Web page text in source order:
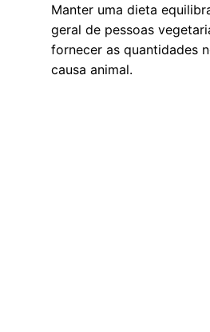
Manter uma dieta
geral de pessoas
fornecer as quantidades
causa animal.